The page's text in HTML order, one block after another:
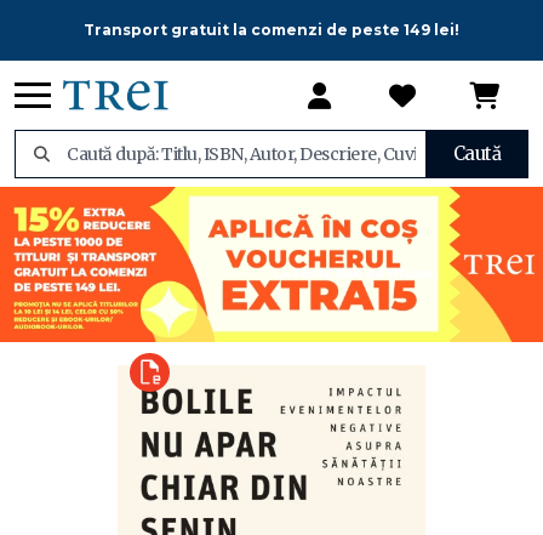
Transport gratuit la comenzi de peste 149 lei!
Caută